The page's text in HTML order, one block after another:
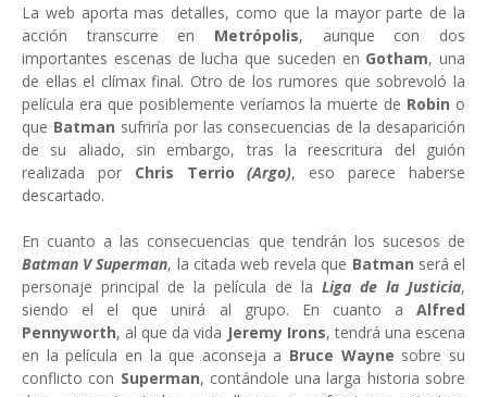
La web aporta mas detalles, como que la mayor parte de la
acción transcurre en Metrópolis, aunque con dos
importantes escenas de lucha que suceden en Gotham, una
de ellas el clímax final. Otro de los rumores que sobrevoló la
película era que posiblemente veríamos la muerte de Robin o
que Batman sufriría por las consecuencias de la desaparición
de su aliado, sin embargo, tras la reescritura del guión
realizada por Chris Terrio(Argo), eso parece haberse
descartado.
En cuanto a las consecuencias que tendrán los sucesos de
Batman V Superman, la citada web revela que Batman será el
personaje principal de la película de la Liga de la Justicia,
siendo el el que unirá al grupo. En cuanto a Alfred
Pennyworth, al que da vida Jeremy Irons, tendrá una escena
en la película en la que aconseja a Bruce Wayne sobre su
conflicto con Superman, contándole una larga historia sobre